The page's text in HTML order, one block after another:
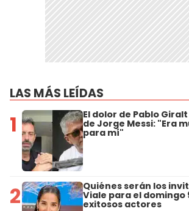
LAS MÁS LEÍDAS
1 El dolor de Pablo
de Jorge Messi: "Era
para mí"
2 Quiénes serán los
Viale para el domingo
exitosos actores